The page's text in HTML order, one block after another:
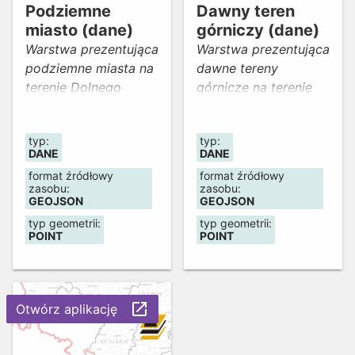
DOPS: sierpień 2025r.
Weryfikacja
przekształceń w CUS:
marzec 2026
Aktualność bazy
serwisów: marzec
2026 r. Mapa zdobyła
I miejsce w kategorii
prac zgłoszonych
przez studentów
uczelni wyższych, w
„Wmapuj się w
Geoportal Dolny
Śląsk"
organizowanego z
okazji obchodów
teren górniczy,
kopalnia, odsłonięcie
skalne oraz
kamieniołom.
walczących i
poległych,
zwycięzcach,
używanej broni, a
także o sposobie
Podziemne
miasto (dane)
Warstwa prezentująca
podziemne miasta na
terenie Dolnego
typ:
DANE
format źródłowy
zasobu:
GEOJSON
typ geometrii:
POINT
Dawny teren
górniczy (dane)
Warstwa prezentująca
dawne tereny
górnicze na terenie
typ:
DANE
format źródłowy
zasobu:
GEOJSON
typ geometrii:
POINT
Otwórz aplikację launch